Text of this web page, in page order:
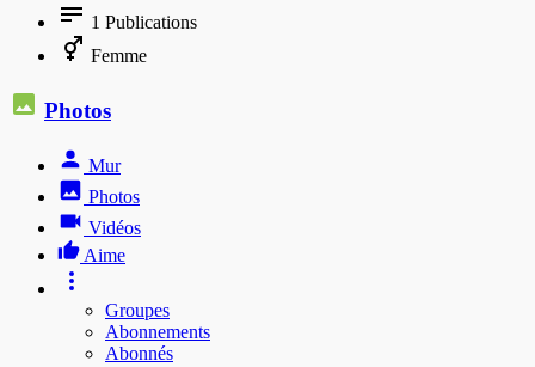
1 Publications
Femme
Photos
Mur
Photos
Vidéos
Aime
Groupes
Abonnements
Abonnés